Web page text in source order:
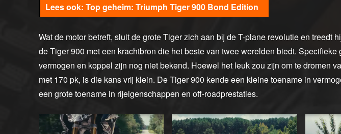
Top geheim: Triumph Tiger 900 Bond Edition
Wat de motor betreft, sluit de grote Tiger zich aan bij de T-plane revolutie en treedt
de Tiger 900 met een krachtbron die het beste van twee werelden biedt. Specifieke
vermogen en koppel zijn nog niet bekend. Hoewel het leuk zou zijn om te dromen
met 170 pk, is die kans vrij klein. De Tiger 900 kende een kleine toename in
een grote toename in rijeigenschappen en off-roadprestaties.